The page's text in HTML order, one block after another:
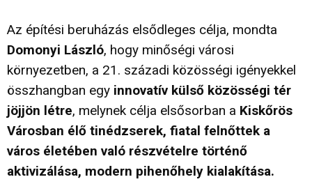
Az építési beruházás elsődleges célja, mondta
Domonyi László, hogy minőségi városi
környezetben, a 21. századi közösségi igényekkel
összhangban egy innovatív külső közösségi tér
jöjjön létre, melynek célja elsősorban a Kiskőrös
Városban élő tinédzserek, fiatal felnőttek a
város életében való részvételre történő
aktivizálása, modern pihenőhely kialakítása.